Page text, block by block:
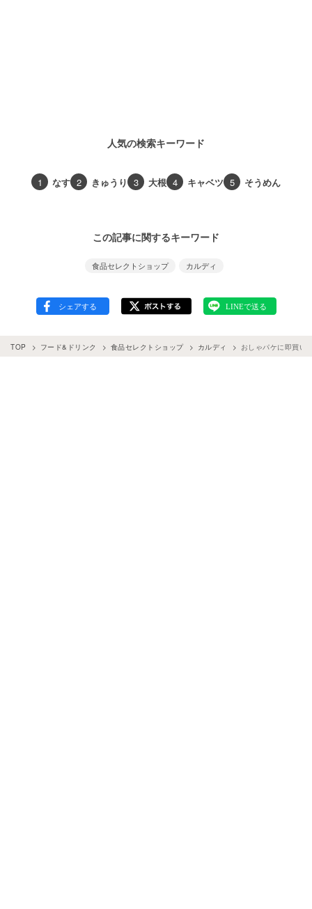
人気の検索キーワード
1 なす 2 きゅうり 3 大根 4 キャベツ 5 そうめん
この記事に関するキーワード
食品セレクトショップ カルディ
TOP フード&ドリンク 食品セレクトショップ カルディ おしゃパケに即買い